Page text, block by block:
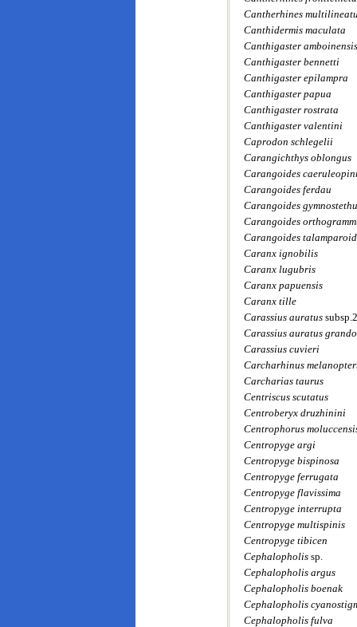
Cantherhines
Canthidermis maculata
Canthigaster amboinensis
Canthigaster bennetti
Canthigaster epilampra
Canthigaster papua
Canthigaster rostrata
Canthigaster valentini
Caprodon schlegelii
Carangichthys oblongus
Carangoides
Carangoides ferdau
Carangoides
Carangoides
Carangoides
Caranx ignobilis
Caranx lugubris
Caranx papuensis
Caranx tille
Carassius auratus subsp.2
Carassius auratus
Carassius cuvieri
Carcharhinus
Carcharias taurus
Centriscus scutatus
Centroberyx druzhinini
Centrophorus
Centropyge argi
Centropyge bispinosa
Centropyge ferrugata
Centropyge flavissima
Centropyge interrupta
Centropyge multispinis
Centropyge tibicen
Cephalopholis sp.
Cephalopholis argus
Cephalopholis boenak
Cephalopholis
Cephalopholis fulva